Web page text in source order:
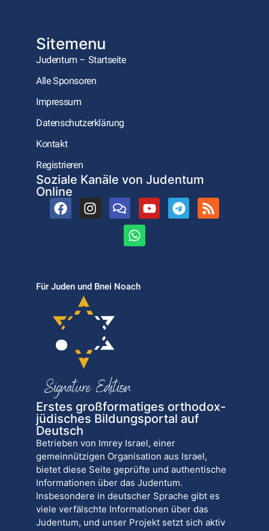
Sitemenu
Judentum – Startseite
Alle Sponsoren
Impressum
Datenschutzerklärung
Kontakt
Registrieren
Soziale Kanäle von Judentum
Online
Für Juden und Bnei Noach
Erstes großformatiges orthodox-
jüdisches Bildungsportal auf
Deutsch
Betrieben von Imrey Israel, einer
gemeinnützigen Organisation aus Israel,
bietet diese Seite geprüfte und authentische
Informationen über das Judentum.
Insbesondere in deutscher Sprache gibt es
viele verfälschte Informationen über das
Judentum, und unser Projekt setzt sich aktiv